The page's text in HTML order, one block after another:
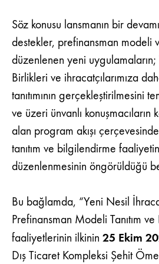
Söz konusu lansmanın bir
destekler, prefinansman modeli
düzenlenen yeni uygulamaların;
Birlikleri ve ihracatçılarımıza
tanıtımının gerçekleştirilmesini
ve üzeri ünvanlı konuşmacıların
alan program akışı
tanıtım ve bilgilendirme
düzenlenmesinin öngörüldüğü
Bu bağlamda, “Yeni Nesil
Prefinansman Modeli Tanıtım
faaliyetlerinin ilkinin 25 Ekim
Dış Ticaret Kompleksi Şehit